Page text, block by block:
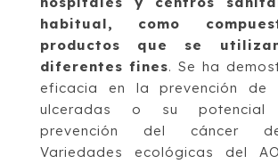
habitual, como
productos que se
diferentes fines. Se ha
eficacia en la prevención de
ulceradas o su
prevención del cáncer
Variedades ecológicas del